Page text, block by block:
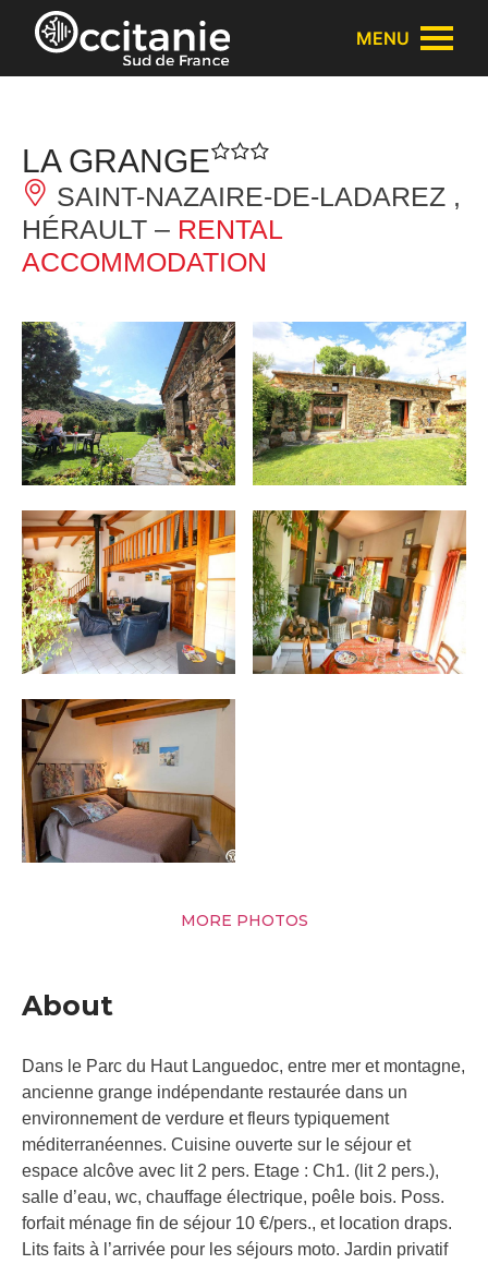
Cookies management panel
MENU
LA GRANGE
SAINT-NAZAIRE-DE-LADAREZ ,
HÉRAULT – RENTAL
ACCOMMODATION
MORE PHOTOS
About
Dans le Parc du Haut Languedoc, entre mer et montagne,
ancienne grange indépendante restaurée dans un
environnement de verdure et fleurs typiquement
méditerranéennes. Cuisine ouverte sur le séjour et
espace alcôve avec lit 2 pers. Etage : Ch1. (lit 2 pers.),
salle d’eau, wc, chauffage électrique, poêle bois. Poss.
forfait ménage fin de séjour 10 €/pers., et location draps.
Lits faits à l’arrivée pour les séjours moto. Jardin privatif